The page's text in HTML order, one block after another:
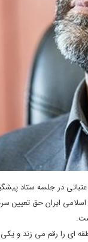
در جلسه ستاد
ایران حق تعیین
ای را رقم می زند و